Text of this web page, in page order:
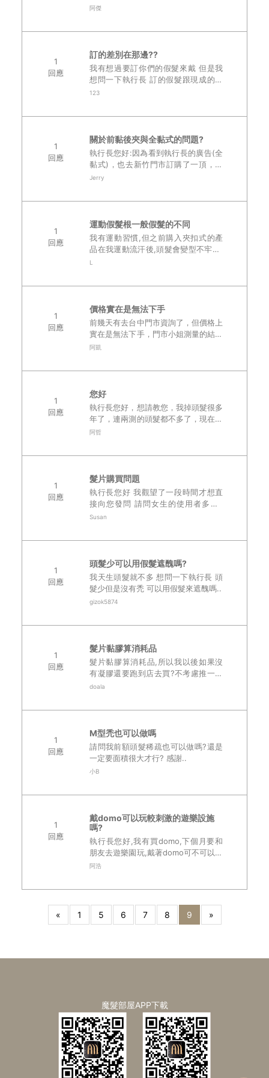
很夠 那是否可以訂製髮片只遮髮旋 然
阿傑
1
回應
訂的差別在那邊??
我有想過要訂你們的假髮來戴 但是我
想問一下執行長 訂的假髮跟現成的到
底是差在那邊?價錢嗎? 如果說訂的比
123
1
回應
關於前黏後夾與全黏式的問題?
執行長您好:因為看到執行長的廣告(全
黏式)，也去新竹門市訂購了一頂，原
本也想要選購全黏式的(因為比較看不
Jerry
1
回應
運動假髮根一般假髮的不同
我有運動習慣,但之前購入夾扣式的產
品在我運動流汗後,頭髮會變型不牢固,
那我是否可以請門市小姐幫我把夾扣改
L
1
回應
價格實在是無法下手
前幾天有去台中門市資詢了，但價格上
實在是無法下手，門市小姐測量的結果
兩萬多到三萬多，共三種選擇，想請問
阿凱
1
回應
您好
執行長您好，想請教您，我掉頭髮很多
年了，連兩測的頭髮都不多了，現在都
裡三分頭，請問這樣還能帶髮片嗎?還
阿哲
1
回應
髮片購買問題
執行長您好 我觀望了一段時間才想直
接向您發問 請問女生的使用者多嗎?
我之前有購買過別家的假髮 但是覺得
Susan
1
回應
頭髮少可以用假髮遮醜嗎?
我天生頭髮就不多 想問一下執行長 頭
髮少但是沒有禿 可以用假髮來遮醜嗎..
gizok5874
1
回應
髮片黏膠算消耗品
髮片黏膠算消耗品,所以我以後如果沒
有凝膠還要跑到店去買?不考慮推一下
宅配那些..
doala
1
回應
M型禿也可以做嗎
請問我前額頭髮稀疏也可以做嗎?還是
一定要面積很大才行? 感謝..
小B
1
回應
戴domo可以玩較刺激的遊樂設施
嗎?
執行長您好,我有買domo,下個月要和
朋友去遊樂園玩,戴著domo可不可以玩
一些較刺激的遊樂設施?像大怒神之類
阿浩
« 1 5 6 7 8 9 »
魔髮部屋APP下載